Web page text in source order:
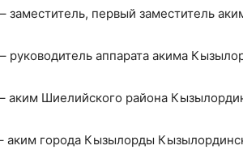
заместитель, первый заместитель
руководитель аппарата акима
аким Шиелийского района
аким города Кызылорды